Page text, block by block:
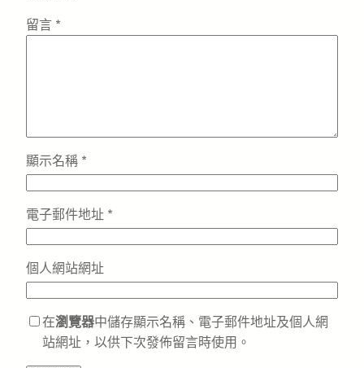
留言 *
顯示名稱 *
電子郵件地址 *
個人網站網址
在瀏覽器中儲存顯示名稱、電子郵件地址及個人網
站網址，以供下次發佈留言時使用。